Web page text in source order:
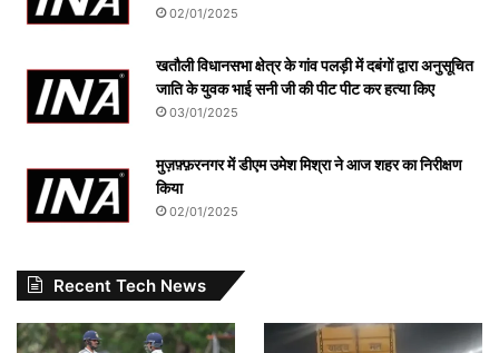
02/01/2025
खतौली विधानसभा क्षेत्र के गांव पलड़ी में दबंगों द्वारा अनुसूचित
जाति के युवक भाई सनी जी की पीट पीट कर हत्या किए
03/01/2025
मुज़फ़्फ़रनगर में डीएम उमेश मिश्रा ने आज शहर का निरीक्षण
किया
02/01/2025
Recent Tech News